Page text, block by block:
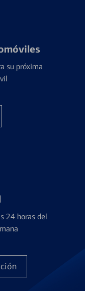
su próxima
24 horas del